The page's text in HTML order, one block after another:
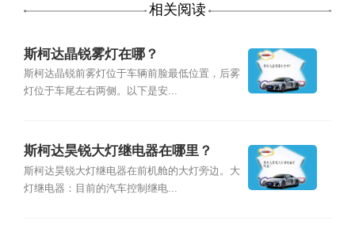
相关阅读
斯柯达晶锐雾灯在哪？
斯柯达晶锐前雾灯位于车辆前脸最低位置，后雾
灯位于车尾左右两侧。以下是安...
斯柯达昊锐大灯继电器在哪里？
斯柯达昊锐大灯继电器在前机舱的大灯旁边。大
灯继电器：目前的汽车控制继电...